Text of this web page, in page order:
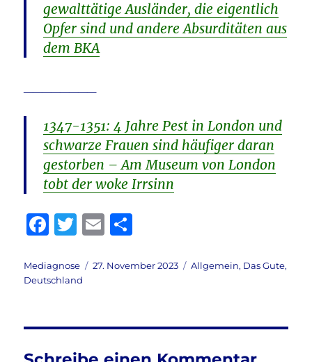
gewalttätige Ausländer, die eigentlich
Opfer sind und andere Absurditäten aus
dem BKA
1347-1351: 4 Jahre Pest in London und
schwarze Frauen sind häufiger daran
gestorben – Am Museum von London
tobt der woke Irrsinn
F
c
e
o
T
it
te
E
ai le
Autor
Mediagnose
Veröffentlicht
27. November 2023 Kategorien
Allgemein, Das Gute,
Deutschland